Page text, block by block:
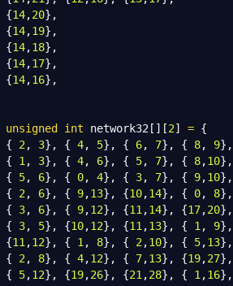
{14,20} ,
{14,19} ,
{14,18} ,
{14,17} ,
{14,16} ,
unsigned int network32[ ] [2] = {
{ 2, 3} , { 4, 5} , { 6, 7} , { 8, 9}
{ 1, 3} , { 4, 6} , { 5, 7} , { 8,10}
{ 5, 6} , { 0, 4} , { 3, 7} , { 9,10}
{ 2, 6} , { 9,13} , {10,14} , { 0, 8}
{ 3, 6} , { 9,12} , {11,14} , {17,20}
{ 3, 5} , {10,12} , {11,13} , { 1, 9}
{11,12} , { 1, 8} , { 2,10} , { 5,13}
{ 2, 8} , { 4,12} , { 7,13} , {19,27}
{ 5,12} , {19,26} , {21,28} , { 1,16}